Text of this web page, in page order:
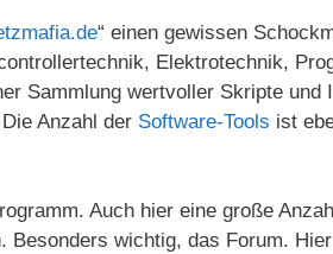
“ einen gewissen
Elektrotechnik,
Sammlung wertvoller Skripte und
Anzahl der Software-Tools ist
Auch hier eine große
Besonders wichtig, das Forum.